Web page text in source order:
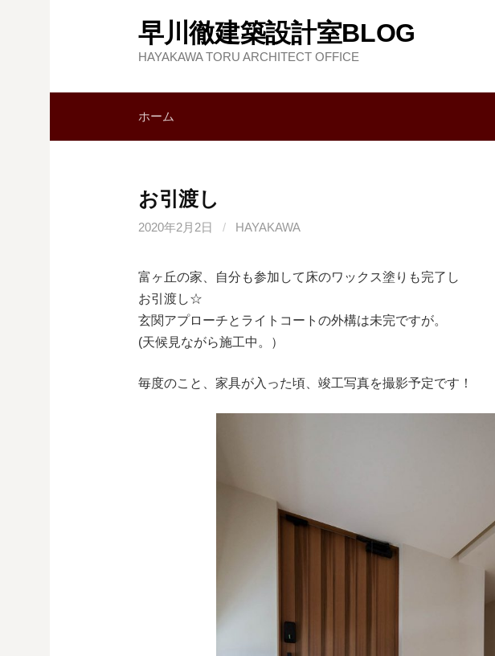
ス
早川徹建築設計室BLOG
HAYAKAWA TORU ARCHITECT OFFICE
ホーム
お引渡し
2020年2月2日 / HAYAKAWA
富ヶ丘の家、自分も参加して床のワックス塗りも完了し
お引渡し☆
玄関アプローチとライトコートの外構は未完ですが。
(天候見ながら施工中。）
毎度のこと、家具が入った頃、竣工写真を撮影予定です！